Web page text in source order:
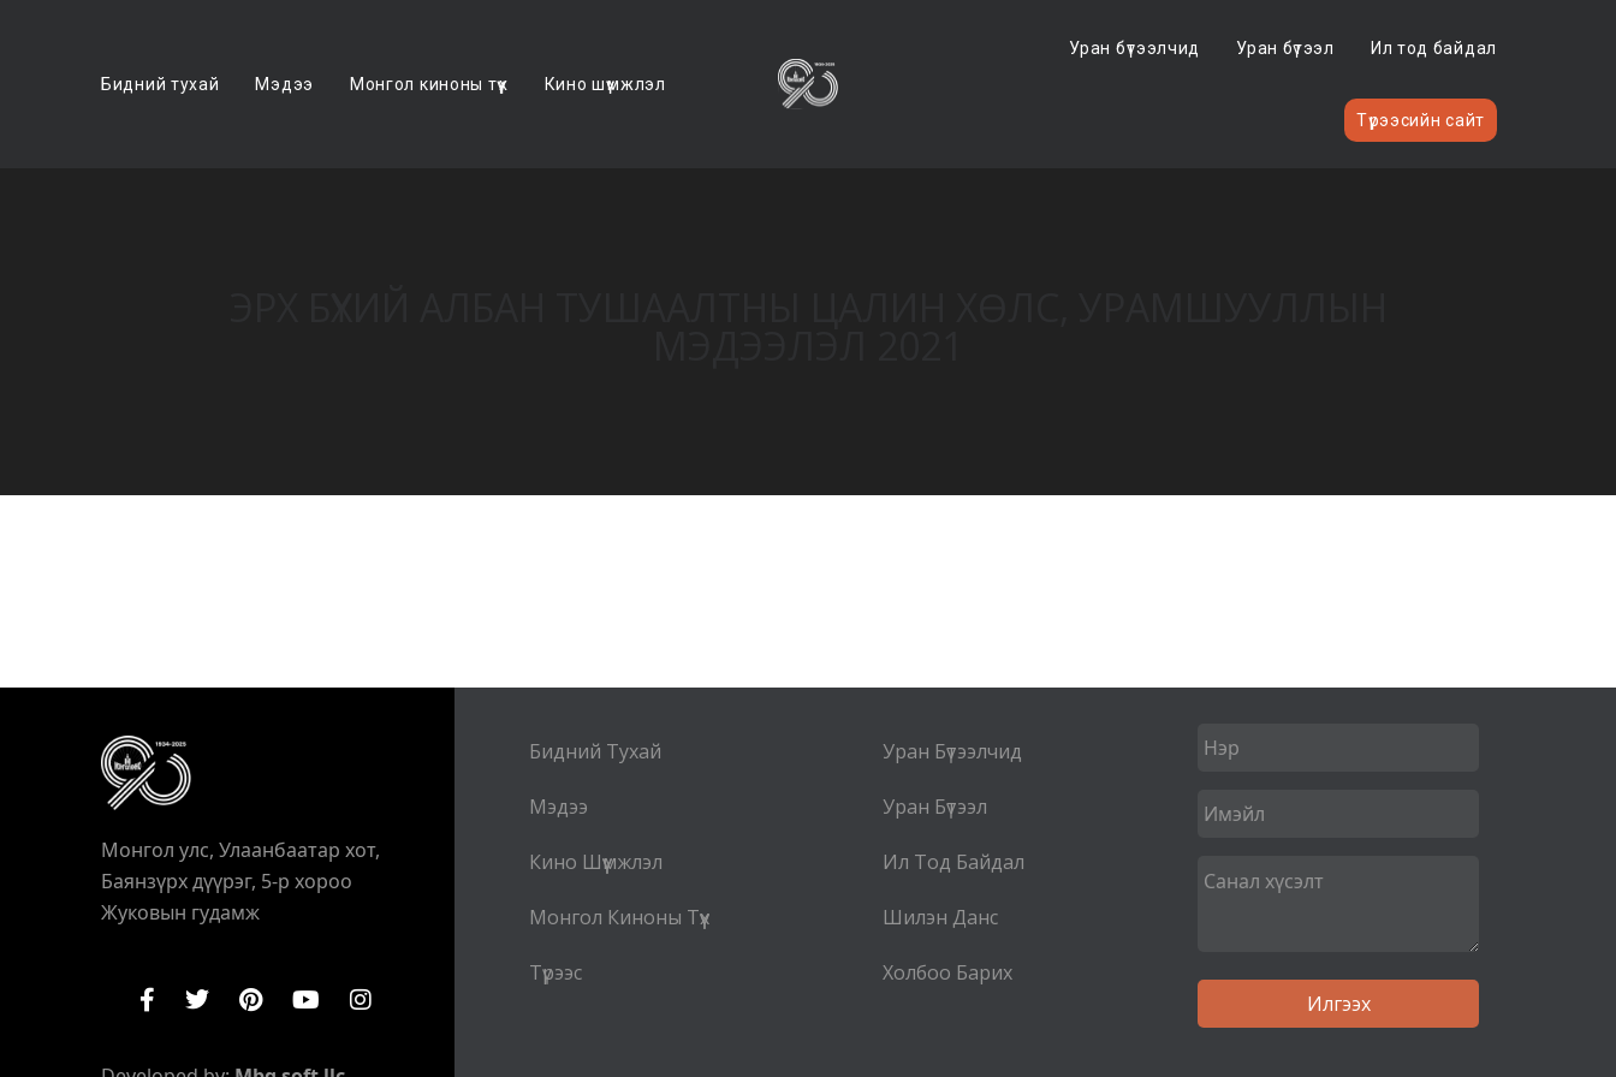
Бидний тухай Мэдээ Монгол киноны түүх Кино шүүмжлэл
Уран бүтээлчид Уран бүтээл Ил тод байдал
Түрээсийн сайт
Монгол улс, Улаанбаатар хот,
Баянзүрх дүүрэг, 5-р хороо
Жуковын гудамж
Бидний Тухай
Мэдээ
Кино Шүүмжлэл
Монгол Киноны Түүх
Түрээс
Уран Бүтээлчид
Уран Бүтээл
Ил Тод Байдал
Шилэн Данс
Холбоо Барих